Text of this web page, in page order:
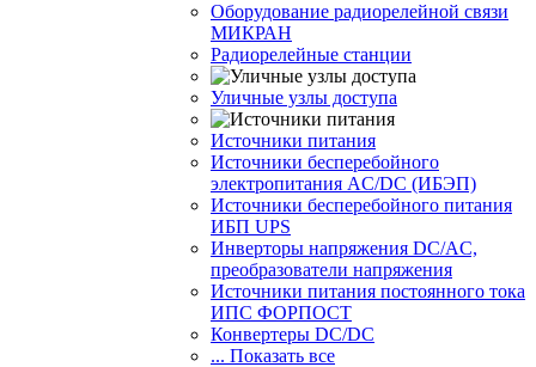
Оборудование радиорелейной связи
МИКРАН
Радиорелейные станции
Уличные узлы доступа
Источники питания
Источники бесперебойного
электропитания AC/DC (ИБЭП)
Источники бесперебойного питания
ИБП UPS
Инверторы напряжения DC/AC,
преобразователи напряжения
Источники питания постоянного тока
ИПС ФОРПОСТ
Конвертеры DC/DC
... Показать все